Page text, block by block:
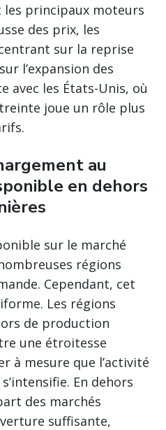
principaux moteurs
des prix, les
sur la reprise
l’expansion des
avec les États-Unis, où
joue un rôle plus
au
en dehors
sur le marché
régions
Cependant, cet
Les régions
de production
une étroitesse
à mesure que l’activité
En dehors
des marchés
suffisante,